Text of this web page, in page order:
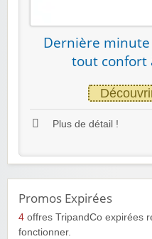
Dernière minute
tout confort
Plus de détail !
Promos Expirées
4 offres TripandCo expirées
fonctionner.